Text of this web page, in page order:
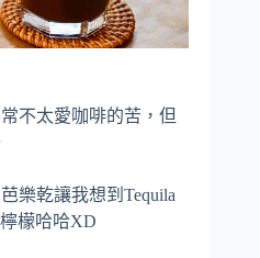
不太愛咖啡的苦，但
樂乾讓我想到Tequila
檬哈哈XD